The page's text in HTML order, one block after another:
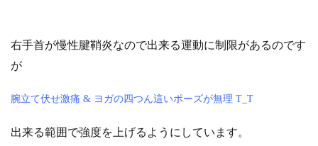
右手首が慢性腱鞘炎なので出来る運動に制限があるのです
が
腕立て伏せ激痛 & ヨガの四つん這いポーズが無理 T_T
出来る範囲で強度を上げるようにしています。